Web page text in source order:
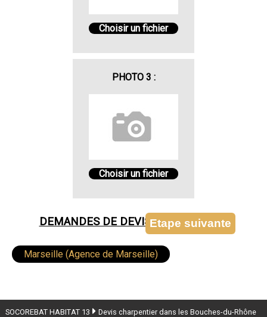
Choisir un fichier
PHOTO 3 :
Choisir un fichier
DEMANDES DE DEVIS CHARPENTIER
Marseille (Agence de Marseille)
SOCOREBAT HABITAT 13 Devis charpentier dans les Bouches-du-Rhône